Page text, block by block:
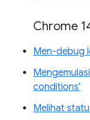
Chrome
Men-debug
conditions'
Melihat